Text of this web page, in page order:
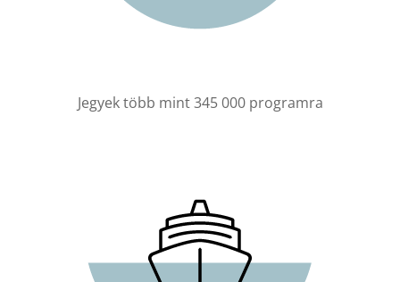
Jegyek több mint 345 000 programra